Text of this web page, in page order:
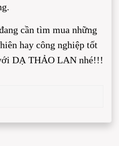
cần tìm mua những
hay công nghiệp tốt
DẠ THẢO LAN nhé!!!